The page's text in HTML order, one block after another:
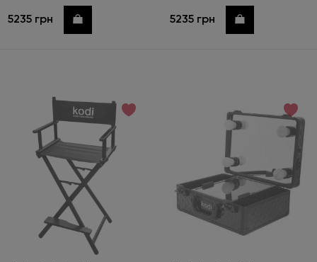
5235 грн Купить 5235 грн Купить